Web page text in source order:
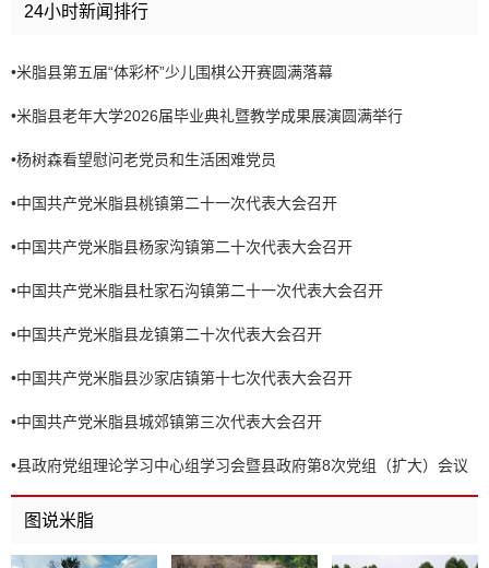
24小时新闻排行
•米脂县第五届“体彩杯”少儿围棋公开赛圆满落幕
•米脂县老年大学2026届毕业典礼暨教学成果展演圆满举行
•杨树森看望慰问老党员和生活困难党员
•中国共产党米脂县桃镇第二十一次代表大会召开
•中国共产党米脂县杨家沟镇第二十次代表大会召开
•中国共产党米脂县杜家石沟镇第二十一次代表大会召开
•中国共产党米脂县龙镇第二十次代表大会召开
•中国共产党米脂县沙家店镇第十七次代表大会召开
•中国共产党米脂县城郊镇第三次代表大会召开
•县政府党组理论学习中心组学习会暨县政府第8次党组（扩大）会议
召开
图说米脂